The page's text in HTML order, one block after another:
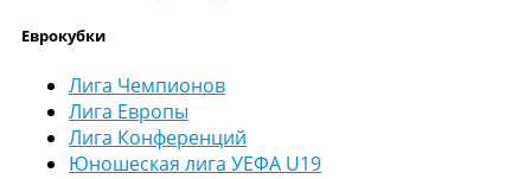
Еврокубки
Лига Чемпионов
Лига Европы
Лига Конференций
Юношеская лига УЕФА U19